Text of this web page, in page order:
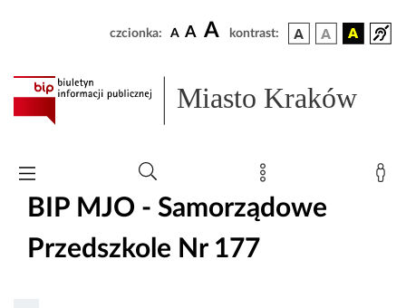
czcionka: A A A kontrast:
Miasto Kraków
BIP MJO - Samorządowe
Przedszkole Nr 177